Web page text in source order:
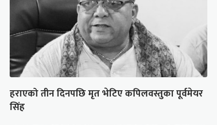
हराएको तीन दिनपछि मृत भेटिए कपिलवस्तुका पूर्वमेयर
सिंह